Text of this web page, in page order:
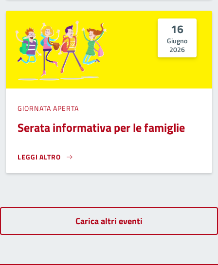
16
Giugno
2026
GIORNATA APERTA
Serata informativa per le famiglie
LEGGI ALTRO
SERATA INFORMATIVA PER LE FAMIGLIE}
Carica altri eventi